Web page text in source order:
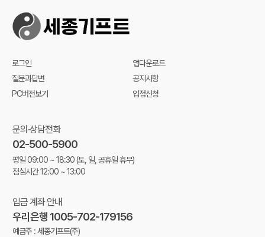
로그인
앱다운로드
질문과답변
공지사항
PC버전보기
입점신청
문의·상담전화
02-500-5900
평일 09:00 ~ 18:30(토, 일, 공휴일 휴무)
점심시간 12:00 ~ 13:00
입금 계좌 안내
우리은행 1005-702-179156
예금주 : 세종기프트(주)